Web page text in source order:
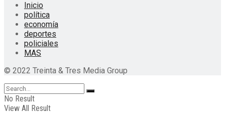
Inicio
política
economía
deportes
policiales
MAS
© 2022 Treinta & Tres Media Group
No Result
View All Result